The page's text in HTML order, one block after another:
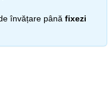
învățare până fixezi